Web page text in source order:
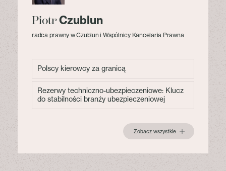
PiotrCzublun
radca prawny w Czublun i Wspólnicy Kancelaria Prawna
Polscy kierowcy za granicą
Rezerwy techniczno-ubezpieczeniowe: Klucz
do stabilności branży ubezpieczeniowej
Zobacz wszystkie